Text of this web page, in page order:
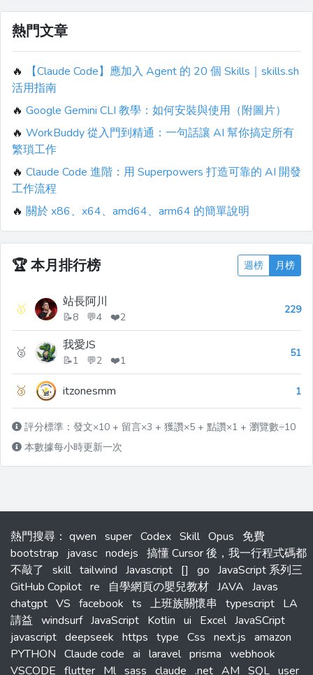
熱門文章
🔥
【Claude Code】應加入 Agent 的 20 個 Skills｜skills.sh
活用指南
🔥 Google Gemini CLI 教學：如何安裝與使用（附圖片）
🔥 WorkBuddy 從入門到精通：一句話讓 AI 幫你搞定所有
繁瑣工作
🔥 Claude Code 進階：用 Superpowers 打造可靠的 AI 開發
工作流程
🔥 關於 x86、x64、amd64、arm64 的簡單說明
🏆本月排行榜 週榜 月榜
🥇 站長阿川
📝8 💬4 ❤️2
229
🥈 我愛JS
📝1 💬2 ❤️1
51
🥉 itzonesmm 1
評分標準：發文×10 + 留言×3 + 獲讚×5 + 點讚×1 + 瀏覽數÷10
本數據每小時更新一次
熱門搜尋 ： qwen super Codex Skill Opus
免費
bootstrap javasc nodejs 搞懂 Cursor 後，我一行程式碼都
不敲了
skill tailwind Javascript [] go JavaScript 系列三
GitHub Copilot re 自學網頁の嬰兒教材 JAVA Javas
chatgpt VS facebook ts 上班族關懷串 typescript LA
請益 windsurf JavaScript Kotlin ui Excel JavaSCript
javascript deepseek https type Css next.js amazon
PYTHON Claude code ai laravel prisma webhook
VSCODE flutter Ml sass claude .net AM SQL user